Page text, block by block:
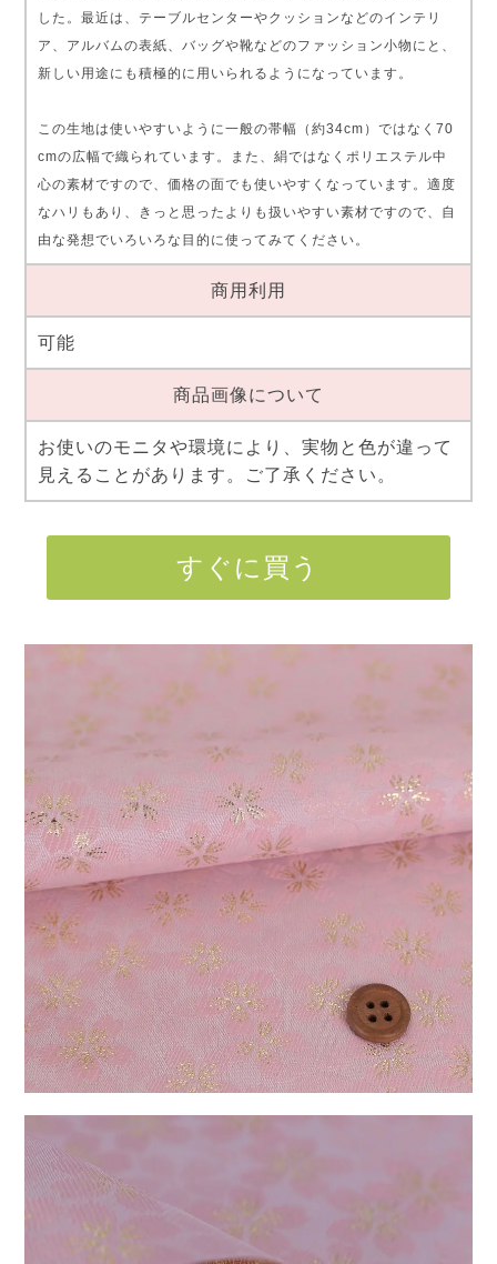
した。最近は、テーブルセンターやクッションなどのインテリ
ア、アルバムの表紙、バッグや靴などのファッション小物にと、
新しい用途にも積極的に用いられるようになっています。
この生地は使いやすいように一般の帯幅（約34cm）ではなく70
cmの広幅で織られています。また、絹ではなくポリエステル中
心の素材ですので、価格の面でも使いやすくなっています。適度
なハリもあり、きっと思ったよりも扱いやすい素材ですので、自
由な発想でいろいろな目的に使ってみてください。
商用利用
可能
商品画像について
お使いのモニタや環境により、実物と色が違って
見えることがあります。ご了承ください。
すぐに買う